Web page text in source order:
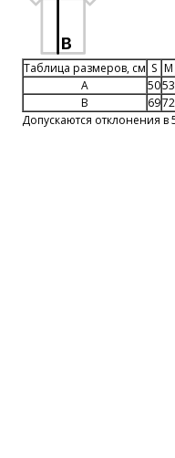
Таблица размеров, см S M
A
5053
B
6972
Допускаются отклонения в